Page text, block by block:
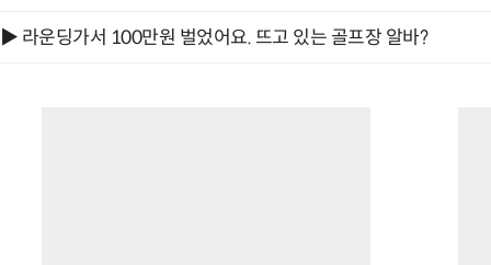
▶ 라운딩가서 100만원 벌었어요. 뜨고 있는 골프장 알바?